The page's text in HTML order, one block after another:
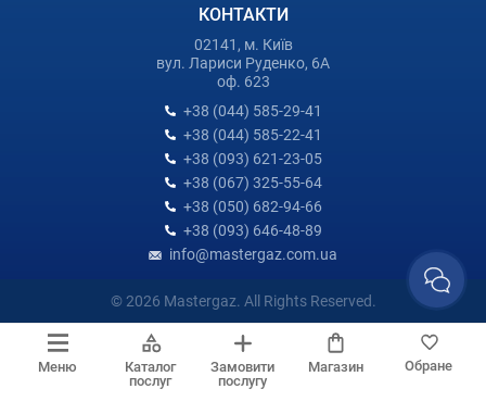
Меню
Каталог
послуг
Замовити
послугу
Магазин Обране
КОНТАКТИ
02141, м. Київ
вул. Лариси Руденко, 6А
оф. 623
+38 (044) 585-29-41
+38 (044) 585-22-41
+38 (093) 621-23-05
+38 (067) 325-55-64
+38 (050) 682-94-66
+38 (093) 646-48-89
info@mastergaz.com.ua
© 2026 Mastergaz. All Rights Reserved.